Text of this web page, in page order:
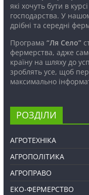
які хочуть бути в
господарства. У
дрібні та середні
Програма “Ля Село”
фермерства, адже
країну на шляху до
зроблять усе, щоб
максимально
РОЗДІЛИ
АГРОТЕХНІКА
АГРОПОЛІТИКА
АГРОПРАВО
ЕКО-ФЕРМЕРСТВО